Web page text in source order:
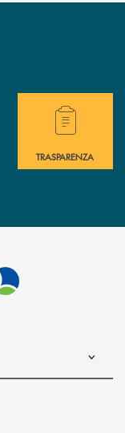
immediata?
Hai bisogno di
TRASPARENZA